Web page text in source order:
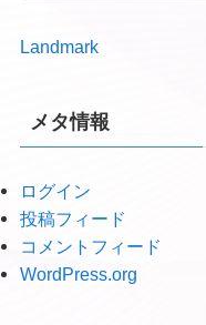
Landmark
メタ情報
ログイン
投稿フィード
コメントフィード
WordPress.org